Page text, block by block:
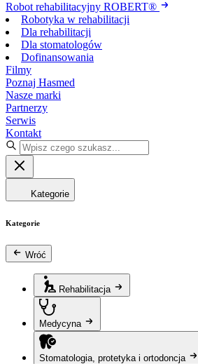
Robot rehabilitacyjny ROBERT®
Robotyka w rehabilitacji
Dla rehabilitacji
Dla stomatologów
Dofinansowania
Filmy
Poznaj Hasmed
Nasze marki
Partnerzy
Serwis
Kontakt
Kategorie
Kategorie
Wróć
Rehabilitacja
Medycyna
Stomatologia, protetyka i ortodoncja